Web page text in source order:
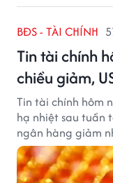
BĐS - TÀI CHÍNH
Tin tài chính
chiều giảm,
Tin tài chính hôm
hạ nhiệt sau tuần
ngân hàng giảm